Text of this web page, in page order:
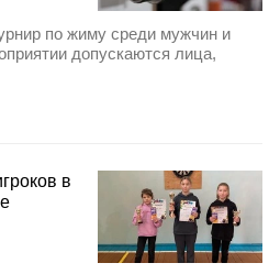
по жиму среди мужчин и
допускаются лица,
в